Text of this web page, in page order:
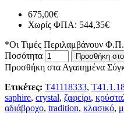
675,00€
Χωρίς ΦΠΑ: 544,35€
*Οι Τιμές Περιλαμβάνουν
Ποσότητα
Προσθήκη
Προσθήκη στα Αγαπημένα
Ετικέτες: T41118333,
saphire, crystal, ζαφείρι,
αδιάβροχο, tradition, κλασικό,